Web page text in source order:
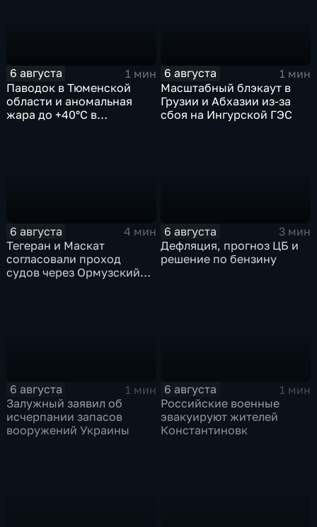
6 августа
1 мин
Паводок в Тюменской
области и аномальная
жара до +40°C в
6 августа
1 мин
Масштабный блэкаут в
Грузии и Абхазии из-за
сбоя на Ингурской ГЭС
6 августа
4 мин
Тегеран и Маскат
согласовали проход
судов через Ормузский
6 августа
3 мин
Дефляция, прогноз ЦБ и
решение по бензину
6 августа
1 мин
Залужный заявил об
исчерпании запасов
вооружений Украины
6 августа
1 мин
Российские военные
эвакуируют жителей
Константиновк